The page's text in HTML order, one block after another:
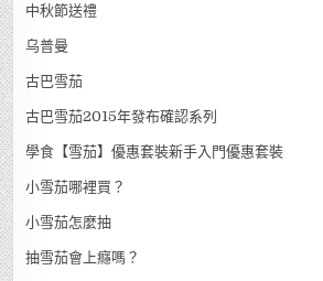
中秋節送禮
乌普曼
古巴雪茄
古巴雪茄2015年發布確認系列
學食【雪茄】優惠套裝新手入門優惠套裝
小雪茄哪裡買？
小雪茄怎麼抽
抽雪茄會上癮嗎？